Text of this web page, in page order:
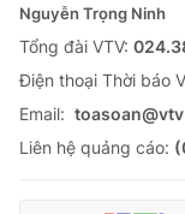
Nguyễn Trọng Ninh
Tổng đài VTV:
Ðiện thoại Thời báo
Email:
Liên hệ quảng cáo: